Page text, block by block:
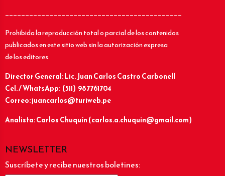
____________________________________________
Prohibida la reproducción total o parcial de los contenidos
publicados en este sitio web sin la autorización expresa
de los editores.
Director General: Lic.Juan Carlos Castro Carbonell
Cel. / WhatsApp: (511) 987761704
Correo: juancarlos@turiweb.pe
Analista: Carlos Chuquín (carlos.a.chuquin@gmail.com)
NEWSLETTER
Suscríbete y recibe nuestros boletines: